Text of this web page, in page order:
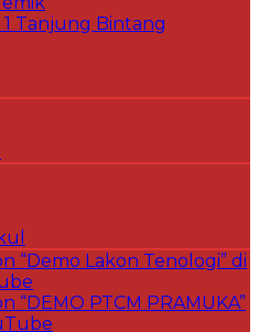
Tanjung Bintang
“Demo Lakon Tenologi” di
“DEMO PTCM PRAMUKA”